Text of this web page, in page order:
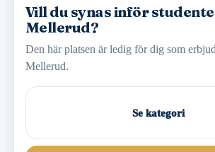
Vill du synas inför
Mellerud?
Den här platsen är ledig för dig som
Mellerud.
Se kategori